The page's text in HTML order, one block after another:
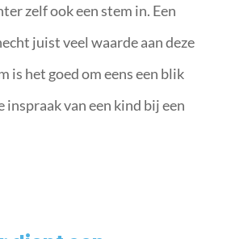
zelf ook een stem in. Een
juist veel waarde aan deze
is het goed om eens een blik
inspraak van een kind bij een